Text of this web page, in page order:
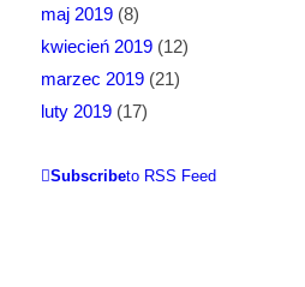
maj 2019(8)
kwiecień 2019(12)
marzec 2019(21)
luty 2019(17)
Subscribeto RSS Feed